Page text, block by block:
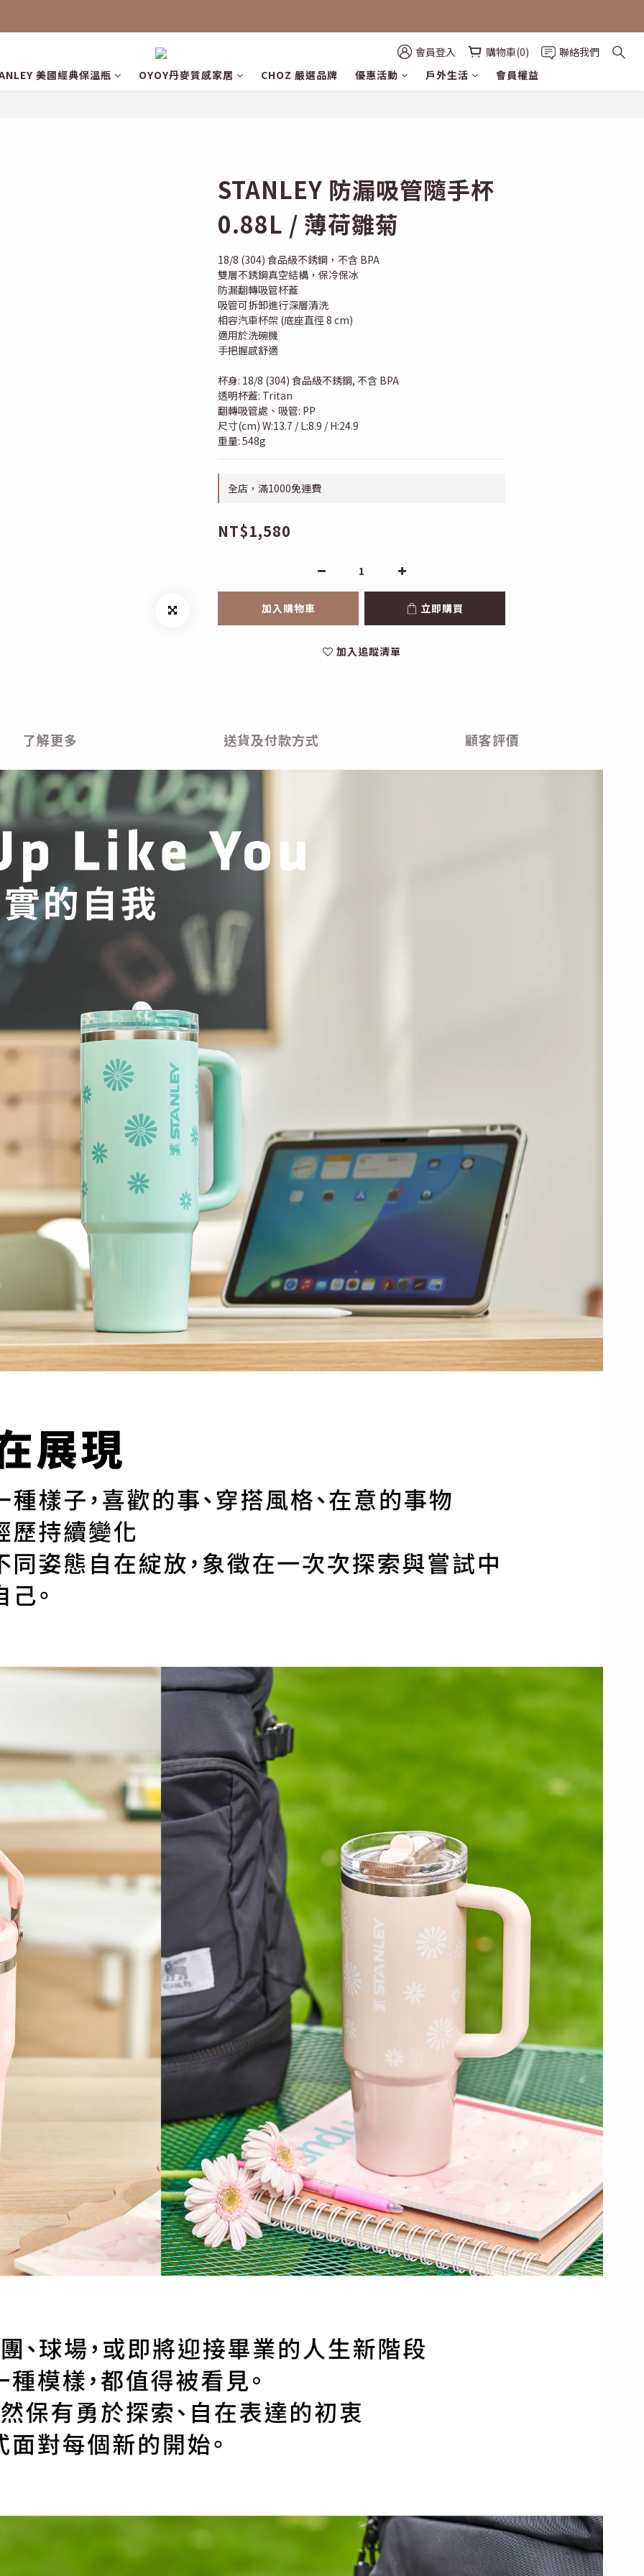
會員登入 購物車(0)
聯絡我們
美國經典保溫瓶
OYOY丹麥質感家居 CHOZ 嚴選品牌 優惠活動 戶外生活 會員權益
STANLEY 防漏吸管隨手杯
0.88L / 薄荷雛菊
18/8 (304) 食品級不銹鋼，不含 BPA
雙層不銹鋼真空結構，保冷保冰
防漏翻轉吸管杯蓋
吸管可拆卸進行深層清洗
相容汽車杯架 (底座直徑 8 cm)
適用於洗碗機
手把握感舒適
杯身: 18/8 (304) 食品級不銹鋼, 不含 BPA
透明杯蓋: Tritan
翻轉吸管處、吸管: PP
尺寸(cm) W:13.7 / L:8.9 / H:24.9
重量: 548g
全店，滿1000免運費
NT$1,580
加入購物車 立即購買
加入追蹤清單
了解更多 送貨及付款方式 顧客評價